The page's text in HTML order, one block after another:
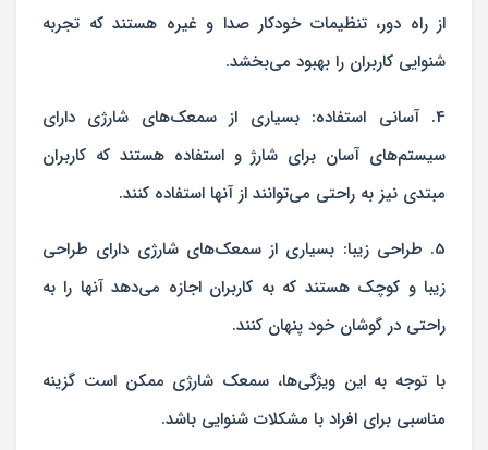
از راه دور، تنظیمات خودکار صدا و غیره هستند که تجربه
شنوایی کاربران را بهبود می‌بخشد.
4. آسانی استفاده: بسیاری از سمعک‌های شارژی دارای
سیستم‌های آسان برای شارژ و استفاده هستند که کاربران
مبتدی نیز به راحتی می‌توانند از آنها استفاده کنند.
5. طراحی زیبا: بسیاری از سمعک‌های شارژی دارای طراحی
زیبا و کوچک هستند که به کاربران اجازه می‌دهد آنها را به
راحتی در گوشان خود پنهان کنند.
با توجه به این ویژگی‌ها، سمعک شارژی ممکن است گزینه
مناسبی برای افراد با مشکلات شنوایی باشد.